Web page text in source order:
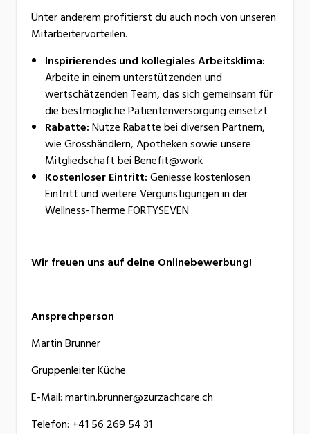
Unter anderem profitierst du auch noch von unseren
Mitarbeitervorteilen.
Inspirierendes und kollegiales Arbeitsklima:
Arbeite in einem unterstützenden und
wertschätzenden Team, das sich gemeinsam für
die bestmögliche Patientenversorgung einsetzt
Rabatte:Nutze Rabatte bei diversen Partnern,
wie Grosshändlern, Apotheken sowie unsere
Mitgliedschaft bei Benefit@work
Kostenloser Eintritt:Geniesse kostenlosen
Eintritt und weitere Vergünstigungen in der
Wellness-Therme FORTYSEVEN
Wir freuen uns auf deine Onlinebewerbung!
Ansprechperson
Martin Brunner
Gruppenleiter Küche
E-Mail: martin.brunner@zurzachcare.ch
Telefon: +41 56 269 54 31